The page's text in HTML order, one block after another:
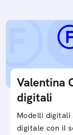
Valentina
digitali
Modelli
digitale con il